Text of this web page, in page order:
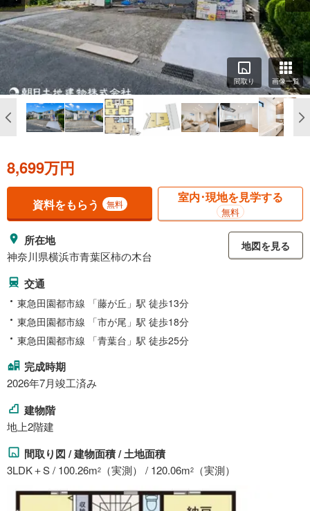
間取り 画像一覧
8,699万円
資料をもらう 無料 室内･現地を見学する
無料
所在地
神奈川県横浜市青葉区柿の木台
地図を見る
交通
東急田園都市線 「藤が丘」駅 徒歩13分
東急田園都市線 「市が尾」駅 徒歩18分
東急田園都市線 「青葉台」駅 徒歩25分
完成時期
2026年7月竣工済み
建物階
地上2階建
間取り図 / 建物面積 / 土地面積
3LDK＋S / 100.26m2 （実測） / 120.06m2 （実測）